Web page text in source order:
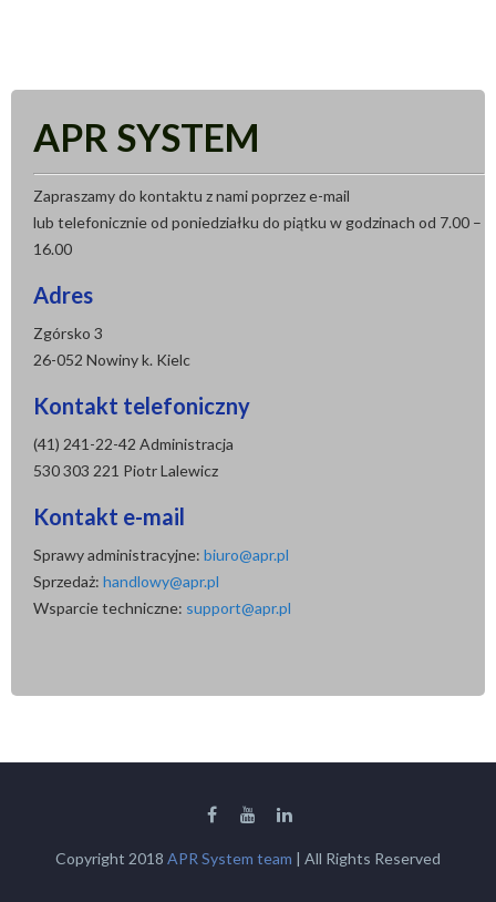
APR SYSTEM
Zapraszamy do kontaktu z nami poprzez e-mail
lub telefonicznie od poniedziałku do piątku w godzinach od 7.00 –
16.00
Adres
Zgórsko 3
26-052 Nowiny k. Kielc
Kontakt telefoniczny
(41) 241-22-42 Administracja
530 303 221 Piotr Lalewicz
Kontakt e-mail
Sprawy administracyjne: biuro@apr.pl
Sprzedaż: handlowy@apr.pl
Wsparcie techniczne: support@apr.pl
Copyright 2018 APR System team | All Rights Reserved